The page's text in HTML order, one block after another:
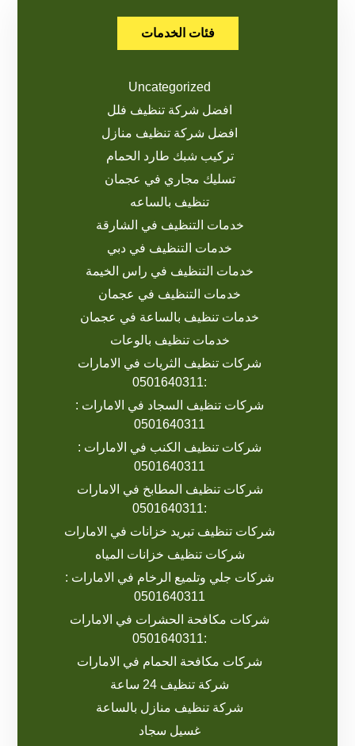
فئات الخدمات
Uncategorized
افضل شركة تنظيف فلل
افضل شركة تنظيف منازل
تركيب شبك طارد الحمام
تسليك مجاري في عجمان
تنظيف بالساعه
خدمات التنظيف في الشارقة
خدمات التنظيف في دبي
خدمات التنظيف في راس الخيمة
خدمات التنظيف في عجمان
خدمات تنظيف بالساعة في عجمان
خدمات تنظيف بالوعات
شركات تنظيف الثريات في الامارات
:0501640311
شركات تنظيف السجاد في الامارات :
0501640311
شركات تنظيف الكنب في الامارات :
0501640311
شركات تنظيف المطابخ في الامارات
:0501640311
شركات تنظيف تبريد خزانات في الامارات
شركات تنظيف خزانات المياه
شركات جلي وتلميع الرخام في الامارات :
0501640311
شركات مكافحة الحشرات في الامارات
:0501640311
شركات مكافحة الحمام في الامارات
شركة تنظيف 24 ساعة
شركة تنظيف منازل بالساعة
غسيل سجاد